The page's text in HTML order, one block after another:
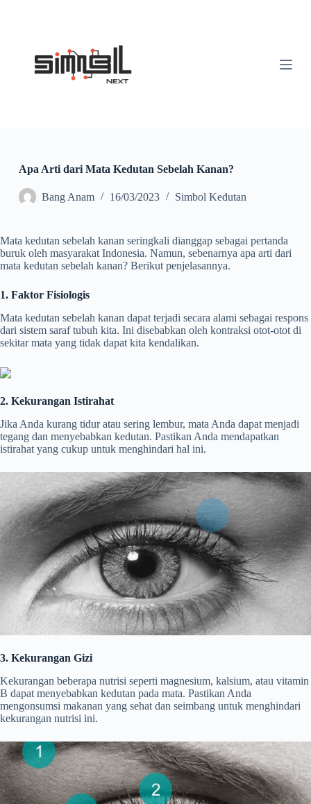
Apa Arti dari Mata Kedutan Sebelah Kanan?
Bang Anam 16/03/2023 Simbol Kedutan
Mata kedutan sebelah kanan seringkali dianggap sebagai pertanda
buruk oleh masyarakat Indonesia. Namun, sebenarnya apa arti dari
mata kedutan sebelah kanan? Berikut penjelasannya.
1. Faktor Fisiologis
Mata kedutan sebelah kanan dapat terjadi secara alami sebagai respons
dari sistem saraf tubuh kita. Ini disebabkan oleh kontraksi otot-otot di
sekitar mata yang tidak dapat kita kendalikan.
2. Kekurangan Istirahat
Jika Anda kurang tidur atau sering lembur, mata Anda dapat menjadi
tegang dan menyebabkan kedutan. Pastikan Anda mendapatkan
istirahat yang cukup untuk menghindari hal ini.
3. Kekurangan Gizi
Kekurangan beberapa nutrisi seperti magnesium, kalsium, atau vitamin
B dapat menyebabkan kedutan pada mata. Pastikan Anda
mengonsumsi makanan yang sehat dan seimbang untuk menghindari
kekurangan nutrisi ini.